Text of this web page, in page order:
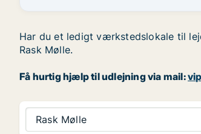
Har du et ledigt værkstedslokale til
Rask Mølle.
Få hurtig hjælp til udlejning via mail:
Rask Mølle